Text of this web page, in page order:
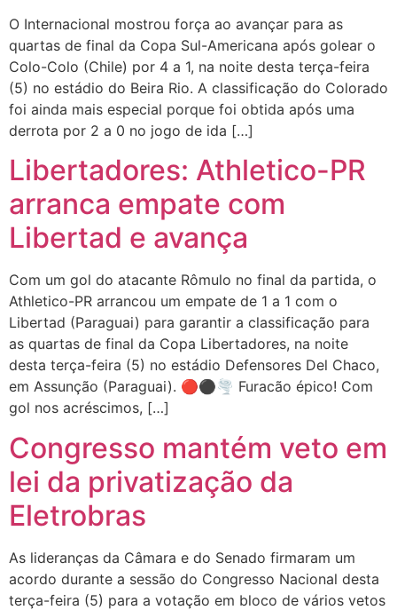
O Internacional mostrou força ao avançar para as
quartas de final da Copa Sul-Americana após golear o
Colo-Colo (Chile) por 4 a 1, na noite desta terça-feira
(5) no estádio do Beira Rio. A classificação do Colorado
foi ainda mais especial porque foi obtida após uma
derrota por 2 a 0 no jogo de ida […]
Libertadores: Athletico-PR
arranca empate com
Libertad e avança
Com um gol do atacante Rômulo no final da partida, o
Athletico-PR arrancou um empate de 1 a 1 com o
Libertad (Paraguai) para garantir a classificação para
as quartas de final da Copa Libertadores, na noite
desta terça-feira (5) no estádio Defensores Del Chaco,
em Assunção (Paraguai). 🔴⚫️🌪️ Furacão épico! Com
gol nos acréscimos, […]
Congresso mantém veto em
lei da privatização da
Eletrobras
As lideranças da Câmara e do Senado firmaram um
acordo durante a sessão do Congresso Nacional desta
terça-feira (5) para a votação em bloco de vários vetos